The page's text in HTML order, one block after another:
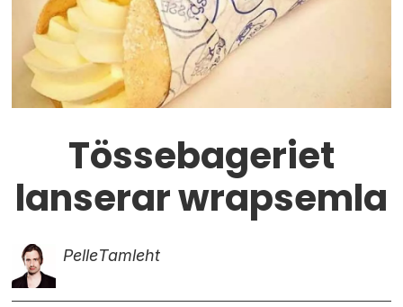
Tössebageriet
lanserar wrapsemla
PelleTamleht